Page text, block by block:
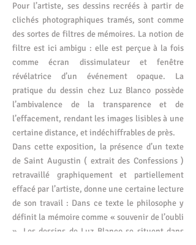
Pour l’artiste, ses dessins recréés à partir de
clichés photographiques tramés, sont comme
des sortes de filtres de mémoires. La notion de
filtre est ici ambigu : elle est perçue à la fois
comme écran dissimulateur et fenêtre
révélatrice d’un événement opaque. La
pratique du dessin chez Luz Blanco possède
l’ambivalence de la transparence et de
l’effacement, rendant les images lisibles à une
certaine distance, et indéchiffrables de près.
Dans cette exposition, la présence d’un texte
de Saint Augustin ( extrait des Confessions )
retravaillé graphiquement et partiellement
effacé par l’artiste, donne une certaine lecture
de son travail : Dans ce texte le philosophe y
définit la mémoire comme « souvenir de l’oubli
». Les dessins de Luz Blanco se situent dans